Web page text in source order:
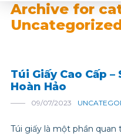
Archive for
Túi Giấy Cao Cấp
Hoàn Hảo
09/07/2023
Túi giấy là một phần